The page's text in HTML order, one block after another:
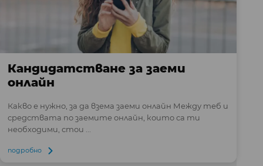
Кандидатстване за заеми
онлайн
Какво е нужно, за да взема заеми онлайн Между теб и
средствата по заемите онлайн, които са ти
необходими, стои ...
подробно